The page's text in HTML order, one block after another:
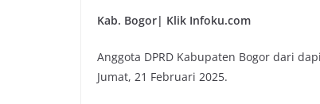
Kab. Bogor| Klik Infoku.com
Anggota DPRD Kabupaten Bogor dari
Jumat, 21 Februari 2025.